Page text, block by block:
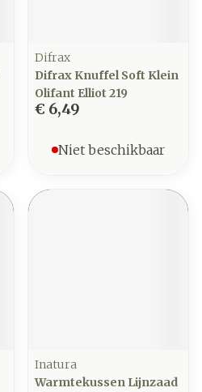
Difrax
Difrax Knuffel Soft Klein
Olifant Elliot 219
€ 6,49
Niet beschikbaar
Inatura
Warmtekussen Lijnzaad